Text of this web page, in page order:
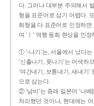
다. 그러나 대부분 주의해서
형을 표준어로 삼기 어렵다.
화형을 다 표준어로 인정하
여 ‘ㅣ’ 역행 동화 현상을 인
① ‘-나기’는, 서울에서 났다
‘신출나기, 풋나기’는 어색하
‘여간내기, 보통내기, 새내기’
으로 삼는다.
② ‘남비’는 종래 일본어 ‘나
처리했던 것이나, 현대에는